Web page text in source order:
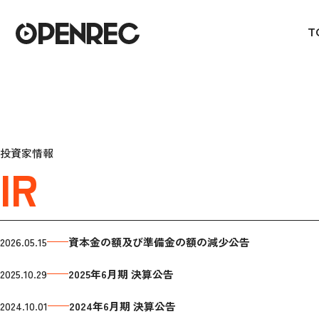
投資家情報
IR
2026.05.15 資本金の額及び準備金の額の減少公告
2025.10.29 2025年6月期 決算公告
2024.10.01 2024年6月期 決算公告